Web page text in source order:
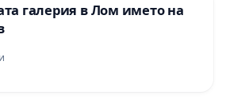
галерия в Лом името на